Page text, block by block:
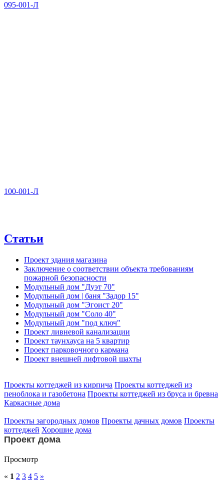
095-001-Л
100-001-Л
Статьи
Проект здания магазина
Заключение о соответствии объекта требованиям
пожарной безопасности
Модульный дом "Дуэт 70"
Модульный дом | баня "Задор 15"
Модульный дом "Эгоист 20"
Модульный дом "Соло 40"
Модульный дом "под ключ"
Проект ливневой канализации
Проект таунхауса на 5 квартир
Проект парковочного кармана
Проект внешней лифтовой шахты
Проекты коттеджей из кирпича Проекты коттеджей из
пеноблока и газобетона Проекты коттеджей из бруса и бревна
Каркасные дома
Проекты загородных домов Проекты дачных домов Проекты
коттеджей Хорошие дома
Проект дома
Просмотр
« 1 2 3 4 5 »